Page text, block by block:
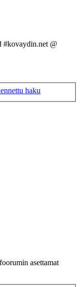
#kovaydin.net @
haku
asettamat